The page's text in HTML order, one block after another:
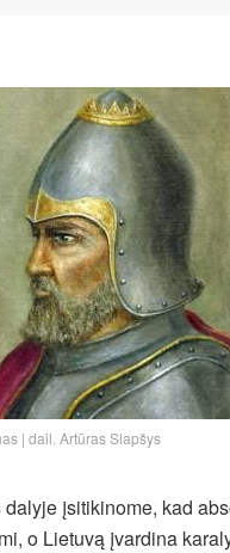
| dail. Artūras Slapšys
dalyje įsitikinome, kad
o Lietuvą įvardina